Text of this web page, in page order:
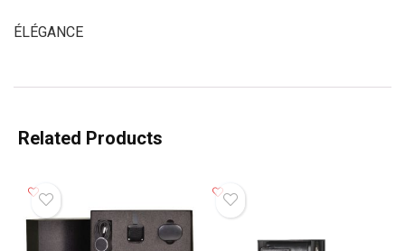
ÉLÉGANCE
Related Products